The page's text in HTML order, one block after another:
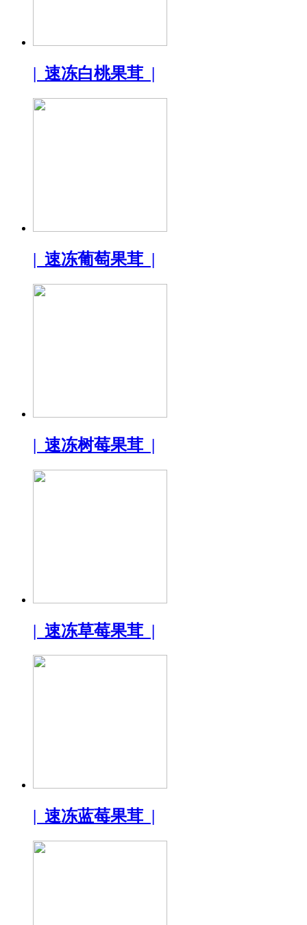
| 速冻白桃果茸 |
| 速冻葡萄果茸 |
| 速冻树莓果茸 |
| 速冻草莓果茸 |
| 速冻蓝莓果茸 |